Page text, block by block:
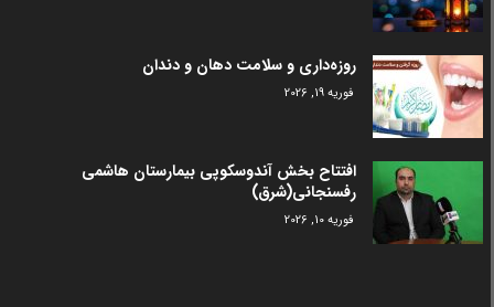
روزه‌داری و سلامت دهان و دندان
فوریه 19, 2026
افتتاح بخش آندوسکوپی بیمارستان هاشمی
رفسنجانی(شرق)
فوریه 10, 2026